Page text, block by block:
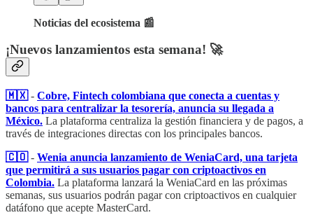
Noticias del ecosistema 📰
¡Nuevos lanzamientos esta semana! 🚀
🇲🇽- Cobre, Fintech colombiana que conecta a cuentas y
bancos para centralizar la tesorería, anuncia su llegada a
México. La plataforma centraliza la gestión financiera y de pagos, a
través de integraciones directas con los principales bancos.
🇨🇴- Wenia anuncia lanzamiento de WeniaCard, una tarjeta
que permitirá a sus usuarios pagar con criptoactivos en
Colombia. La plataforma lanzará la WeniaCard en las próximas
semanas, sus usuarios podrán pagar con criptoactivos en cualquier
datáfono que acepte MasterCard.